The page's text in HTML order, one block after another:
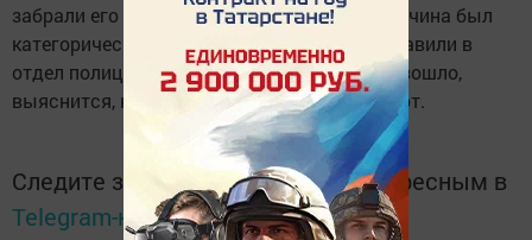
забрали его мобильный телефон, с чем мужчина был
категорически несогласен. Всех троих доставили в
отдел полиции. Что же на самом деле произошло,
выяснится, когда задержанные протрезвеют.
Следите за самым важным и интересным в
Telegram-каналеТатмедиа